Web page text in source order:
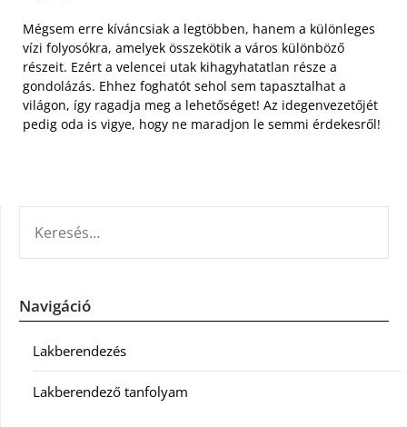
Mégsem erre kíváncsiak a legtöbben, hanem a különleges
vízi folyosókra, amelyek összekötik a város különböző
részeit. Ezért a velencei utak kihagyhatatlan része a
gondolázás. Ehhez foghatót sehol sem tapasztalhat a
világon, így ragadja meg a lehetőséget! Az idegenvezetőjét
pedig oda is vigye, hogy ne maradjon le semmi érdekesről!
Navigáció
Lakberendezés
Lakberendező tanfolyam